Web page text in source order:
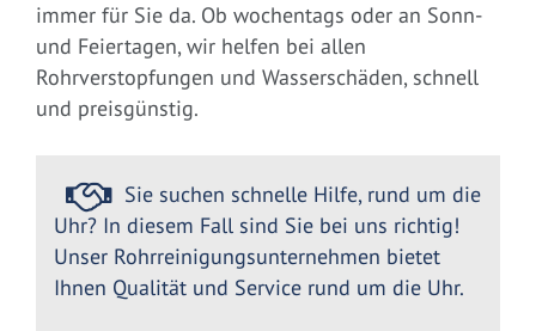
immer für Sie da. Ob wochentags oder an Sonn-
und Feiertagen, wir helfen bei allen
Rohrverstopfungen und Wasserschäden, schnell
und preisgünstig.
Sie suchen schnelle Hilfe, rund um die
Uhr? In diesem Fall sind Sie bei uns richtig!
Unser Rohrreinigungsunternehmen bietet
Ihnen Qualität und Service rund um die Uhr.